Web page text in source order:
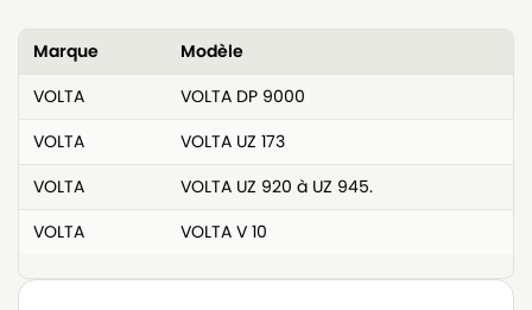
Marque
Modèle
VOLTA
VOLTA DP 9000
VOLTA
VOLTA UZ 173
VOLTA
VOLTA UZ 920 à UZ 945.
VOLTA
VOLTA V 10